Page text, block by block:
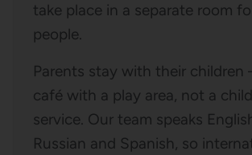
take place in a separate room
people.
Parents stay with their children
café with a play area, not a
service. Our team speaks
Russian and Spanish, so